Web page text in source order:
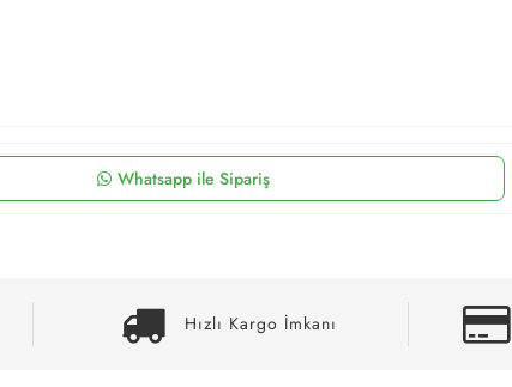
Whatsapp ile Sipariş
Hızlı Kargo İmkanı